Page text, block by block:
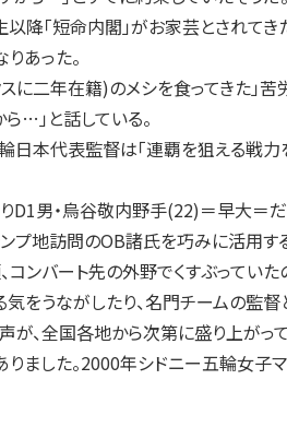
「短命内閣」がお家芸とされてき
あった。
に二年在籍)のメシを食ってきた」
…」と話している。
本代表監督は「連覇を狙える戦力
D1男・烏谷敬内野手(22)＝早大＝
プ地訪問のOB諸氏を巧みに活用す
ンバート先の外野でくすぶってい
気をうながしたり、名門チームの
が、全国各地から次第に盛り上がって
ました。2000年シドニー五輪女子